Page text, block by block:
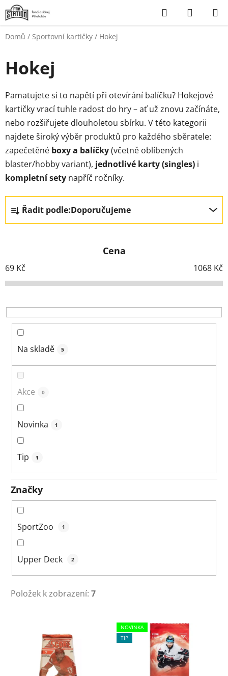
Přejít
na
obsah
Hledat
KOŠÍK
Domů / Sportovní kartičky / Hokej
Hokej
Pamatujete si to napětí při otevírání balíčku? Hokejové
kartičky vrací tuhle radost do hry – ať už znovu začínáte,
nebo rozšiřujete dlouholetou sbírku. V této kategorii
najdete široký výběr produktů pro každého sběratele:
zapečetěné boxy a balíčky(včetně oblíbených
blaster/hobby variant), jednotlivé karty (singles) i
kompletní sety napříč ročníky.
Ř
a
z
í
p
o
d
Řadit podle:Doporučujeme
Cena
69 Kč 1068 Kč
Na skladě 5
Akce 0
Novinka 1
Tip 1
Značky
SportZoo 1
Upper Deck 2
Položek k zobrazení: 7
NOVINKA
TIP